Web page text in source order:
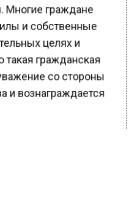
граждане
и собственные
целях и
такая гражданская
со стороны
и вознаграждается